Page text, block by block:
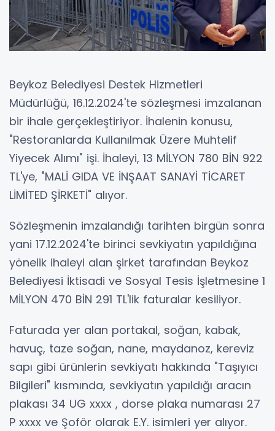
Beykoz Belediyesi Destek Hizmetleri
Müdürlüğü, 16.12.2024'te sözleşmesi imzalanan
bir ihale gerçekleştiriyor. İhalenin konusu,
"Restoranlarda Kullanılmak Üzere Muhtelif
Yiyecek Alımı" işi. İhaleyi, 13 MİLYON 780 BİN 922
TL'ye, "MALİ GIDA VE İNŞAAT SANAYİ TİCARET
LİMİTED ŞİRKETİ" alıyor.
Sözleşmenin imzalandığı tarihten birgün sonra
yani 17.12.2024'te birinci sevkiyatın yapıldığına
yönelik ihaleyi alan şirket tarafından Beykoz
Belediyesi İktisadi ve Sosyal Tesis İşletmesine 1
MİLYON 470 BİN 291 TL'lik faturalar kesiliyor.
Faturada yer alan portakal, soğan, kabak,
havuç, taze soğan, nane, maydanoz, kereviz
sapı gibi ürünlerin sevkiyatı hakkında "Taşıyıcı
Bilgileri" kısmında, sevkiyatın yapıldığı aracın
plakası 34 UG xxxx , dorse plaka numarası 27
P xxxx ve Şoför olarak E.Y. isimleri yer alıyor.